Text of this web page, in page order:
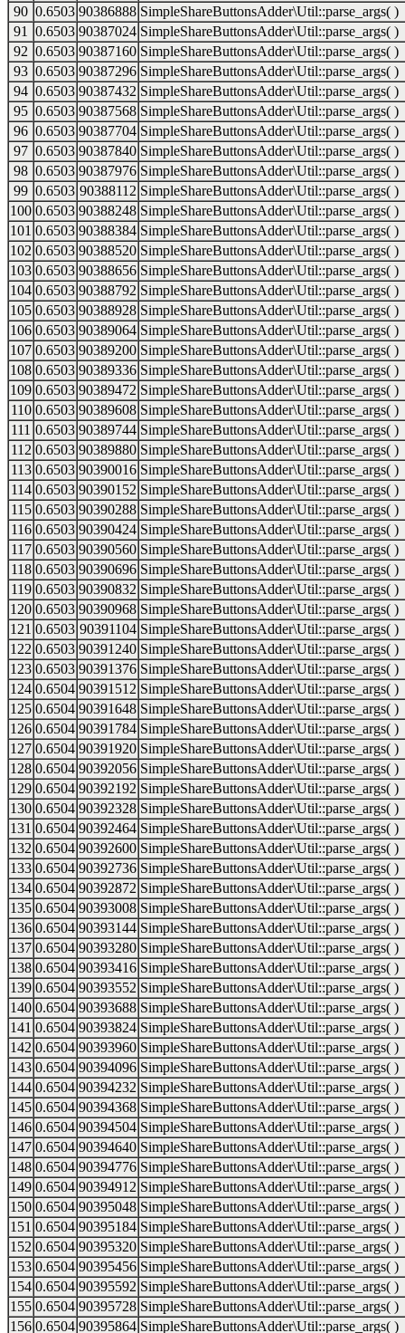
90 0.6503 90386888 SimpleShareButtonsAdder\Util::parse_args( )
91
0.6503 90387024 SimpleShareButtonsAdder\Util::parse_args( )
92 0.6503 90387160 SimpleShareButtonsAdder\Util::parse_args( )
93 0.6503 90387296 SimpleShareButtonsAdder\Util::parse_args( )
94 0.6503 90387432 SimpleShareButtonsAdder\Util::parse_args( )
95 0.6503 90387568 SimpleShareButtonsAdder\Util::parse_args( )
96 0.6503 90387704 SimpleShareButtonsAdder\Util::parse_args( )
97 0.6503 90387840 SimpleShareButtonsAdder\Util::parse_args( )
98 0.6503 90387976 SimpleShareButtonsAdder\Util::parse_args( )
99 0.6503 90388112 SimpleShareButtonsAdder\Util::parse_args( )
100 0.6503 90388248 SimpleShareButtonsAdder\Util::parse_args( )
101 0.6503 90388384 SimpleShareButtonsAdder\Util::parse_args( )
102 0.6503 90388520 SimpleShareButtonsAdder\Util::parse_args( )
103 0.6503 90388656 SimpleShareButtonsAdder\Util::parse_args( )
104 0.6503 90388792 SimpleShareButtonsAdder\Util::parse_args( )
105 0.6503 90388928 SimpleShareButtonsAdder\Util::parse_args( )
106 0.6503 90389064 SimpleShareButtonsAdder\Util::parse_args( )
107 0.6503 90389200 SimpleShareButtonsAdder\Util::parse_args( )
108 0.6503 90389336 SimpleShareButtonsAdder\Util::parse_args( )
109 0.6503 90389472 SimpleShareButtonsAdder\Util::parse_args( )
110 0.6503 90389608 SimpleShareButtonsAdder\Util::parse_args( )
111 0.6503 90389744 SimpleShareButtonsAdder\Util::parse_args( )
112 0.6503 90389880 SimpleShareButtonsAdder\Util::parse_args( )
113 0.6503 90390016 SimpleShareButtonsAdder\Util::parse_args( )
114 0.6503 90390152 SimpleShareButtonsAdder\Util::parse_args( )
115 0.6503 90390288 SimpleShareButtonsAdder\Util::parse_args( )
116 0.6503 90390424 SimpleShareButtonsAdder\Util::parse_args( )
117 0.6503 90390560 SimpleShareButtonsAdder\Util::parse_args( )
118 0.6503 90390696 SimpleShareButtonsAdder\Util::parse_args( )
119 0.6503 90390832 SimpleShareButtonsAdder\Util::parse_args( )
120 0.6503 90390968 SimpleShareButtonsAdder\Util::parse_args( )
121 0.6503 90391104 SimpleShareButtonsAdder\Util::parse_args( )
122 0.6503 90391240 SimpleShareButtonsAdder\Util::parse_args( )
123 0.6503 90391376 SimpleShareButtonsAdder\Util::parse_args( )
124 0.6504 90391512 SimpleShareButtonsAdder\Util::parse_args( )
125 0.6504 90391648 SimpleShareButtonsAdder\Util::parse_args( )
126 0.6504 90391784 SimpleShareButtonsAdder\Util::parse_args( )
127 0.6504 90391920 SimpleShareButtonsAdder\Util::parse_args( )
128 0.6504 90392056 SimpleShareButtonsAdder\Util::parse_args( )
129 0.6504 90392192 SimpleShareButtonsAdder\Util::parse_args( )
130 0.6504 90392328 SimpleShareButtonsAdder\Util::parse_args( )
131 0.6504 90392464 SimpleShareButtonsAdder\Util::parse_args( )
132 0.6504 90392600 SimpleShareButtonsAdder\Util::parse_args( )
133 0.6504 90392736 SimpleShareButtonsAdder\Util::parse_args( )
134 0.6504 90392872 SimpleShareButtonsAdder\Util::parse_args( )
135 0.6504 90393008 SimpleShareButtonsAdder\Util::parse_args( )
136 0.6504 90393144 SimpleShareButtonsAdder\Util::parse_args( )
137 0.6504 90393280 SimpleShareButtonsAdder\Util::parse_args( )
138 0.6504 90393416 SimpleShareButtonsAdder\Util::parse_args( )
139 0.6504 90393552 SimpleShareButtonsAdder\Util::parse_args( )
140 0.6504 90393688 SimpleShareButtonsAdder\Util::parse_args( )
141 0.6504 90393824 SimpleShareButtonsAdder\Util::parse_args( )
142 0.6504 90393960 SimpleShareButtonsAdder\Util::parse_args( )
143 0.6504 90394096 SimpleShareButtonsAdder\Util::parse_args( )
144 0.6504 90394232 SimpleShareButtonsAdder\Util::parse_args( )
145 0.6504 90394368 SimpleShareButtonsAdder\Util::parse_args( )
146 0.6504 90394504 SimpleShareButtonsAdder\Util::parse_args( )
147 0.6504 90394640 SimpleShareButtonsAdder\Util::parse_args( )
148 0.6504 90394776 SimpleShareButtonsAdder\Util::parse_args( )
149 0.6504 90394912 SimpleShareButtonsAdder\Util::parse_args( )
150 0.6504 90395048 SimpleShareButtonsAdder\Util::parse_args( )
151 0.6504 90395184 SimpleShareButtonsAdder\Util::parse_args( )
152 0.6504 90395320 SimpleShareButtonsAdder\Util::parse_args( )
153 0.6504 90395456 SimpleShareButtonsAdder\Util::parse_args( )
154 0.6504 90395592 SimpleShareButtonsAdder\Util::parse_args( )
155 0.6504 90395728 SimpleShareButtonsAdder\Util::parse_args( )
156 0.6504 90395864 SimpleShareButtonsAdder\Util::parse_args( )